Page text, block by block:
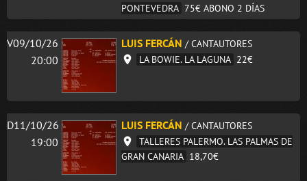
PONTEVEDRA 75€ ABONO 2 DÍAS
V09/10/26
20:00
LUIS FERCÁN / CANTAUTORES
LA BOWIE. LA LAGUNA 22€
D11/10/26
19:00
LUIS FERCÁN / CANTAUTORES
TALLERES PALERMO. LAS PALMAS DE
GRAN CANARIA 18,70€